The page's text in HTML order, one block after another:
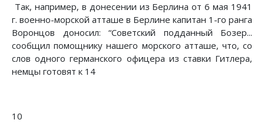
Так, например, в донесении из Берлина от 6 мая 1941
г. военно-морской атташе в Берлине капитан 1-го ранга
Воронцов доносил: “Советский подданный Бозер...
сообщил помощнику нашего морского атташе, что, со
слов одного германского офицера из ставки Гитлера,
немцы готовят к 14
10